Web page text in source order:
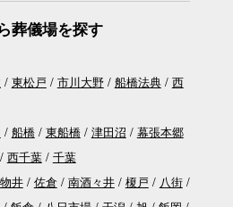
葬儀場を探す
東松戸 市川大野 船橋法典
西
船橋 東船橋 津田沼
幕張本郷
西千葉
千葉
物井 佐倉 南酒々井 榎戸
八街